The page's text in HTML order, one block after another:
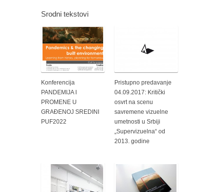
Srodni tekstovi
Konferencija
PANDEMIJA I
PROMENE U
GRAĐENOJ SREDINI
PUF2022
Pristupno predavanje
04.09.2017: Kritički
osvrt na scenu
savremene vizuelne
umetnosti u Srbiji
„Supervizuelna“ od
2013. godine